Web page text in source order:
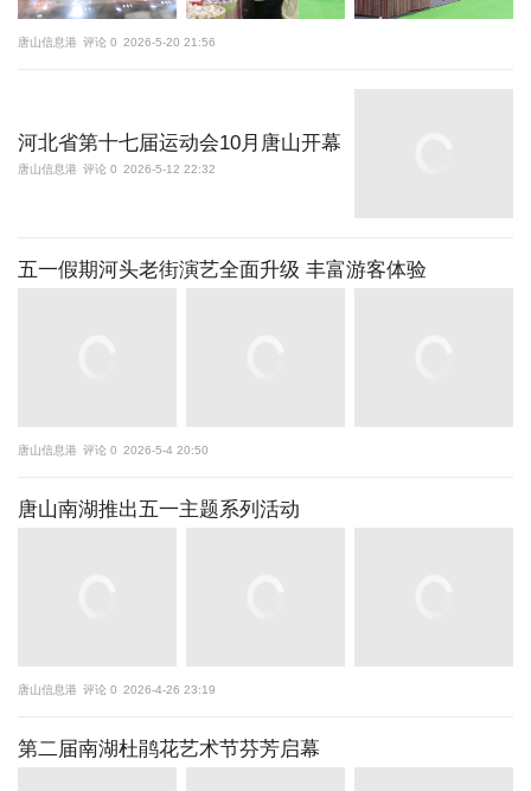
唐山信息港 评论 0 2026-5-20 21:56
河北省第十七届运动会10月唐山开幕
唐山信息港 评论 0 2026-5-12 22:32
五一假期河头老街演艺全面升级 丰富游客体验
唐山信息港 评论 0 2026-5-4 20:50
唐山南湖推出五一主题系列活动
唐山信息港 评论 0 2026-4-26 23:19
第二届南湖杜鹃花艺术节芬芳启幕